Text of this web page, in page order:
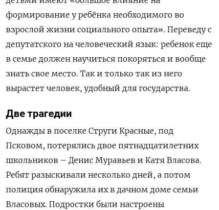
формирование у ребёнка необходимого во
взрослой жизни социального опыта». Переведу с
депутатского на человеческий язык: ребенок еще
в семье должен научиться покоряться и вообще
знать свое место. Так и только так из него
вырастет человек, удобный для государства.
Две трагедии
Однажды в поселке Струги Красные, под
Псковом, потерялись двое пятнадцатилетних
школьников – Денис Муравьев и Катя Власова.
Ребят разыскивали несколько дней, а потом
полиция обнаружила их в дачном доме семьи
Власовых. Подростки были настроены